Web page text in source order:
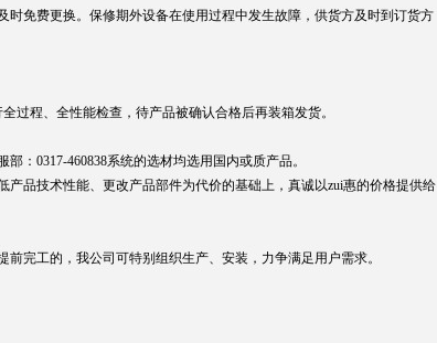
时免费更换。保修期外设备在使用过程中发生故障，供货方及时到订货方
过程、全性能检查，待产品被确认合格后再装箱发货。
：0317-460838系统的选材均选用国内或质产品。
品技术性能、更改产品部件为代价的基础上，真诚以zui惠的价格提供给
完工的，我公司可特别组织生产、安装，力争满足用户需求。